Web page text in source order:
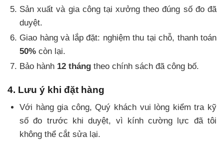
Sản xuất và gia công tại xưởng theo đúng số đo đã
duyệt.
Giao hàng và lắp đặt: nghiệm thu tại chỗ, thanh toán
50% còn lại.
Bảo hành 12 tháng theo chính sách đã công bố.
4. Lưu ý khi đặt hàng
Với hàng gia công, Quý khách vui lòng kiểm tra kỹ
số đo trước khi duyệt, vì kính cường lực đã tôi
không thể cắt sửa lại.